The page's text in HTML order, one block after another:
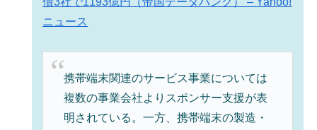
ニュース
携帯端末関連のサービス事業については
複数の事業会社よりスポンサー支援が表
明されている。一方、携帯端末の製造・